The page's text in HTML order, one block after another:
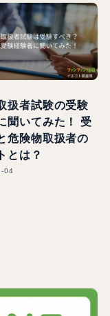
扱者試験の受験
聞いてみた！ 受
危険物取扱者の
とは？
04